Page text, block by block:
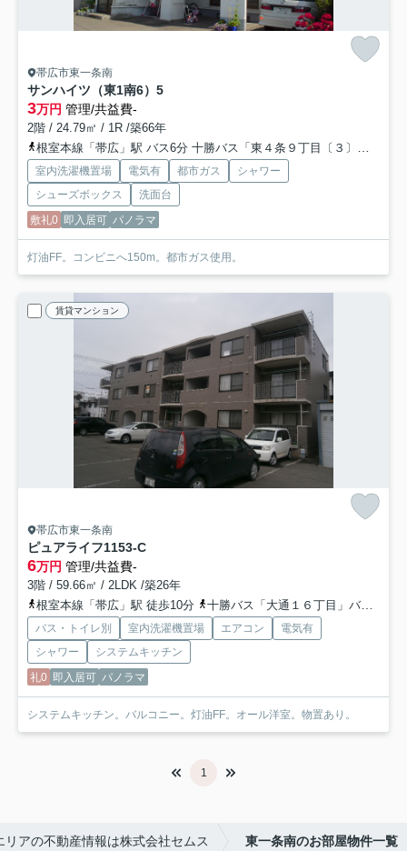
帯広市東一条南
サンハイツ（東1南6） 5
3万円 管理/共益費-
2階 / 24.79㎡ / 1R /築66年
根室本線「帯広」駅 バス6分 十勝バス「東４条９丁目〔３〕」 停歩2分
室内洗濯機置場 電気有 都市ガス
シャワー
シューズボックス
洗面台
敷礼0 即入居可 パノラマ
灯油FF。コンビニへ150m。都市ガス使用。
賃貸マンション
帯広市東一条南
ピュアライフ1153-C
6万円 管理/共益費-
3階 / 59.66㎡ / 2LDK /築26年
根室本線「帯広」駅 徒歩10分
十勝バス「大通１６丁目」バス停下車 徒歩3分
バス・トイレ別 室内洗濯機置場 エアコン
電気有
シャワー
システムキッチン
礼0 即入居可 パノラマ
システムキッチン。バルコニー。灯油FF。オール洋室。物置あり。
1
リアの不動産情報は株式会社セムス 東一条南のお部屋物件一覧